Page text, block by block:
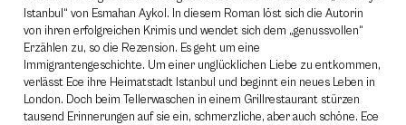
Istanbul“ von Esmahan Aykol. In diesem Roman löst sich die Autorin
von ihren erfolgreichen Krimis und wendet sich dem „genussvollen“
Erzählen zu, so die Rezension. Es geht um eine
Immigrantengeschichte. Um einer unglücklichen Liebe zu entkommen,
verlässt Ece ihre Heimatstadt Istanbul und beginnt ein neues Leben in
London. Doch beim Tellerwaschen in einem Grillrestaurant stürzen
tausend Erinnerungen auf sie ein, schmerzliche, aber auch schöne. Ece